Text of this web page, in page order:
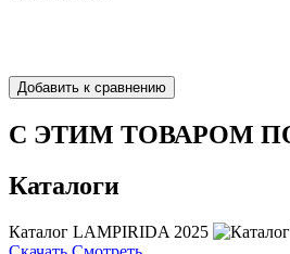
С ЭТИМ ТОВАРОМ
Каталоги
Каталог LAMPIRIDA 2025